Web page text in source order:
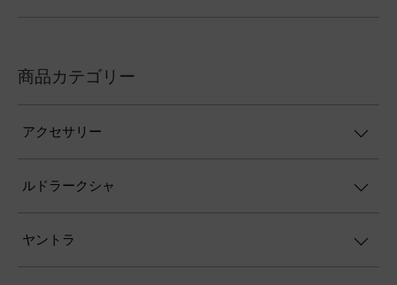
商品カテゴリー
アクセサリー
ルドラークシャ
ヤントラ